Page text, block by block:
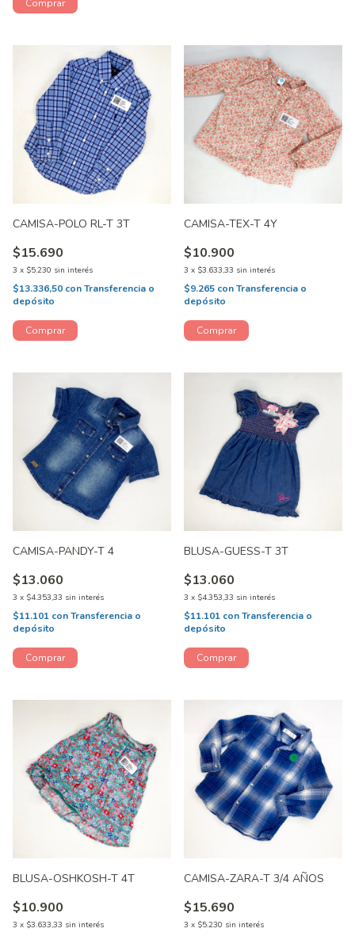
CAMISA-POLO RL-T 3T
$15.690
3 x $5.230 sin interés
$13.336,50 conTransferencia o
depósito
CAMISA-TEX-T 4Y
$10.900
3 x $3.633,33 sin interés
$9.265 conTransferencia o
depósito
CAMISA-PANDY-T 4
$13.060
3 x $4.353,33 sin interés
$11.101 conTransferencia o
depósito
BLUSA-GUESS-T 3T
$13.060
3 x $4.353,33 sin interés
$11.101 conTransferencia o
depósito
BLUSA-OSHKOSH-T 4T
$10.900
3 x $3.633,33 sin interés
CAMISA-ZARA-T 3/4 AÑOS
$15.690
3 x $5.230 sin interés